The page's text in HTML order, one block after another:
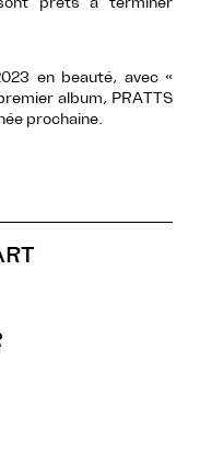
en beauté, avec «
album, PRATTS
prochaine.